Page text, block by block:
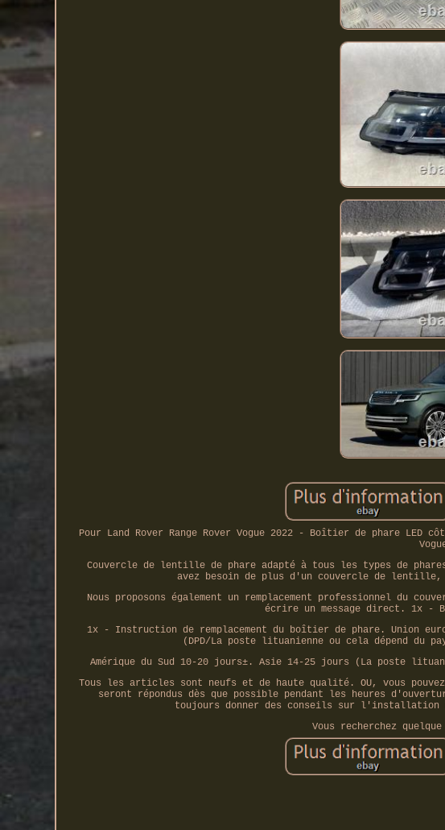
Pour Land Rover Range Rover Vogue 2022 - Boîtier de phare LED
Couvercle de lentille de phare adapté à tous les types de
avez besoin de plus d'un couvercle de lentille,
Nous proposons également un remplacement professionnel du
écrire un message direct. 1x -
1x - Instruction de remplacement du boîtier de phare. Union
(DPD/La poste lituanienne ou cela dépend du
Amérique du Sud 10-20 jours±. Asie 14-25 jours (La poste
Tous les articles sont neufs et de haute qualité. OU, vous
seront répondus dès que possible pendant les heures
toujours donner des conseils sur
Vous recherchez